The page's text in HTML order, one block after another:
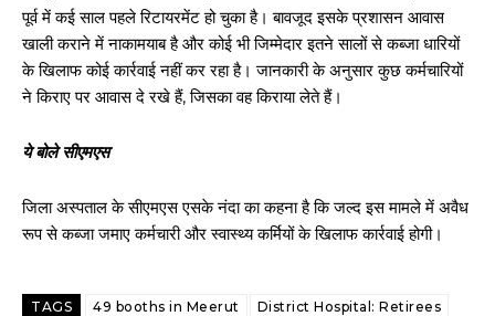
पूर्व में कई साल पहले रिटायरमेंट हो चुका है। बावजूद इसके प्रशासन आवास
खाली कराने में नाकामयाब है और कोई भी जिम्मेदार इतने सालों से कब्जा धारियों
के खिलाफ कोई कार्रवाई नहीं कर रहा है। जानकारी के अनुसार कुछ कर्मचारियों
ने किराए पर आवास दे रखे हैं, जिसका वह किराया लेते हैं।
ये बोले सीएमएस
जिला अस्पताल के सीएमएस एसके नंदा का कहना है कि जल्द इस मामले में अवैध
रूप से कब्जा जमाए कर्मचारी और स्वास्थ्य कर्मियों के खिलाफ कार्रवाई होगी।
TAGS 49 booths in Meerut District Hospital: Retirees